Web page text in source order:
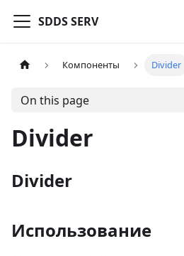
SDDS SERV
Компоненты Divider
On this page
Divider
Divider
Использование